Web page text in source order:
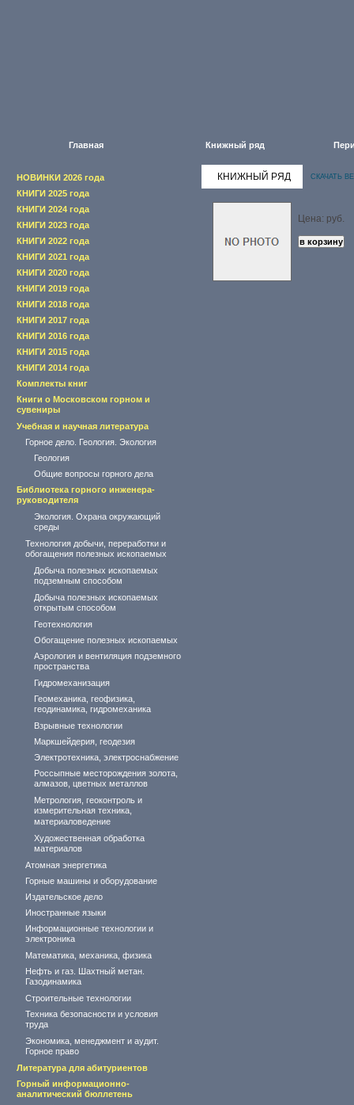
Главная Книжный ряд
НОВИНКИ 2026 года
КНИГИ 2025 года
КНИГИ 2024 года
КНИГИ 2023 года
КНИГИ 2022 года
КНИГИ 2021 года
КНИГИ 2020 года
КНИГИ 2019 года
КНИГИ 2018 года
КНИГИ 2017 года
КНИГИ 2016 года
КНИГИ 2015 года
КНИГИ 2014 года
Комплекты книг
Книги о Московском горном и
сувениры
Учебная и научная литература
Горное дело. Геология. Экология
Геология
Общие вопросы горного дела
Библиотека горного инженера-
руководителя
Экология. Охрана окружающий
среды
Технология добычи, переработки и
обогащения полезных ископаемых
Добыча полезных ископаемых
подземным способом
Добыча полезных ископаемых
открытым способом
Геотехнология
Обогащение полезных ископаемых
Аэрология и вентиляция подземного
пространства
Гидромеханизация
Геомеханика, геофизика,
геодинамика, гидромеханика
Взрывные технологии
Маркшейдерия, геодезия
Электротехника, электроснабжение
Россыпные месторождения золота,
алмазов, цветных металлов
Метрология, геоконтроль и
измерительная техника,
материаловедение
Художественная обработка
материалов
Атомная энергетика
Горные машины и оборудование
Издательское дело
Иностранные языки
Информационные технологии и
электроника
Математика, механика, физика
Нефть и газ. Шахтный метан.
Газодинамика
Строительные технологии
Техника безопасности и условия
труда
Экономика, менеджмент и аудит.
Горное право
Литература для абитуриентов
Горный информационно-
аналитический бюллетень
КНИЖНЫЙ РЯД СКАЧАТЬ
Цена: руб.